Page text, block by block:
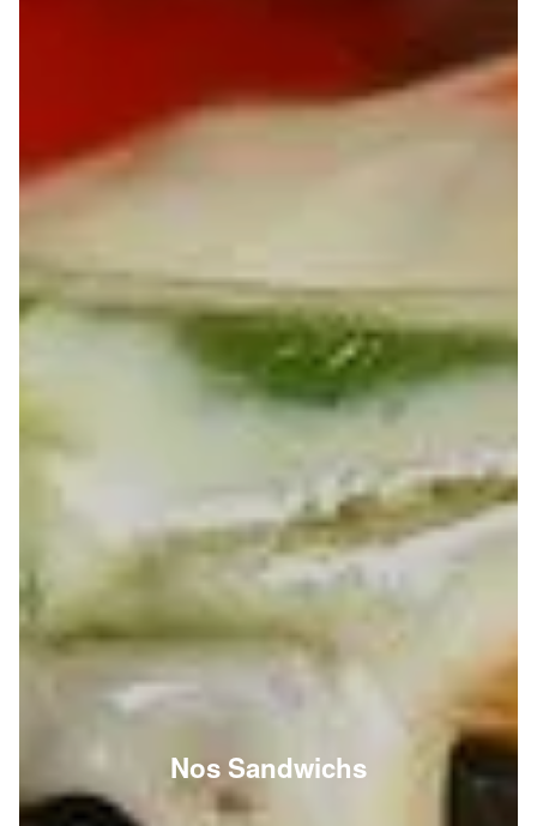
Nos Sandwichs